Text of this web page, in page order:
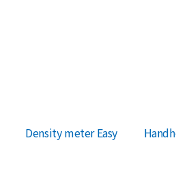
Density meter Easy